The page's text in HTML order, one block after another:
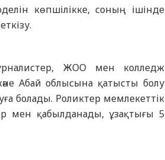
көпшілікке, соның ішінде
ЖОО мен колледж
Абай облысына қатысты болу
болады. Роликтер мемлекеттік
мен қабылданады, ұзақтығы 5